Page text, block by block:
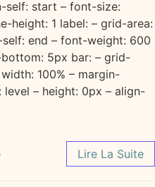
self: start – font-size:
height: 1 label: – grid-area:
end – font-weight: 600
5px bar: – grid-
100% – margin-
– height: 0px – align-
Lire La Suite